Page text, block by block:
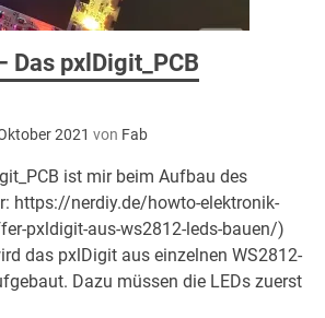
Das pxlDigit_PCB
2021 von Fab
ist mir beim Aufbau des
https://nerdiy.de/howto-elektronik-
pxldigit-aus-ws2812-leds-bauen/)
das pxlDigit aus einzelnen WS2812-
Dazu müssen die LEDs zuerst